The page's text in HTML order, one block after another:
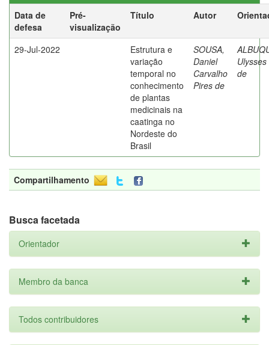
Data de
defesa
Pré-
visualização
Título Autor
29-Jul-2022
Estrutura e
variação
temporal no
conhecimento
de plantas
medicinais na
caatinga no
Nordeste do
Brasil
SOUSA,
Daniel
Carvalho
Pires de
de
Compartilhamento
Busca facetada
Orientador
Membro da banca
Todos contribuidores